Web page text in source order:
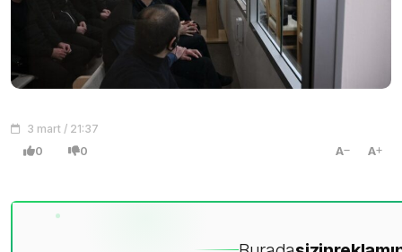
3 mart / 21:37
0 0 A A